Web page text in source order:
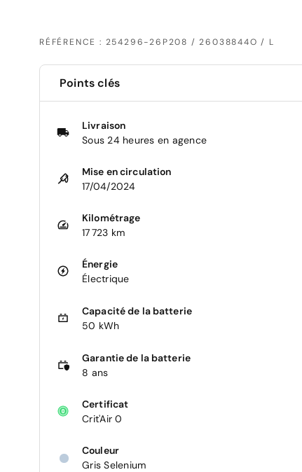
RÉFÉRENCE : 254296-26P208 / 26038844O / L
Points clés
Livraison
Sous 24 heures en agence
Mise en circulation
17/04/2024
Kilométrage
17 723 km
Énergie
Électrique
Capacité de la batterie
50 kWh
Garantie de la batterie
8 ans
Certificat
Crit'Air 0
Couleur
Gris Selenium